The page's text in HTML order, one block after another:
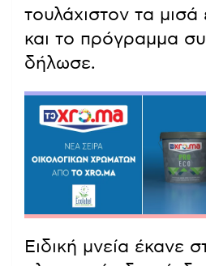
τουλάχιστον τα μισά
και το πρόγραμμα
δήλωσε.
Ειδική μνεία έκανε